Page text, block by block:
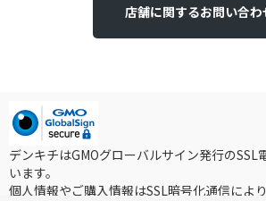
AC出力ポート数で絞り込む
6ポート
4
3ポート
2
店舗に関するお問い合わ
デンキチはGMOグローバルサイン発行のSSL
います。
個人情報やご購入情報はSSL暗号化通信によ